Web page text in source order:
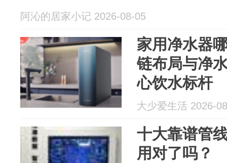
阿沁的居家小记 2026-08-05
家用净水器
链布局与净
心饮水标杆
大少爱生活 2026-
十大靠谱管
用对了吗？